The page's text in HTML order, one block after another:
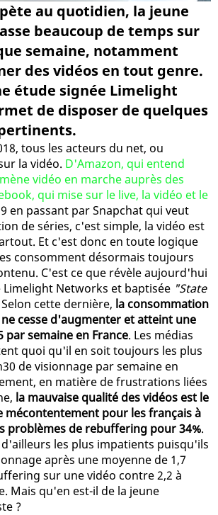
au quotidien, la jeune
beaucoup de temps sur
semaine, notamment
des vidéos en tout genre.
étude signée Limelight
de disposer de quelques
tous les acteurs du net, ou
la vidéo. D'Amazon, qui entend
vidéo en marche auprès des
qui mise sur le live, la vidéo et le
en passant par Snapchat qui veut
de séries, c'est simple, la vidéo est
Et c'est donc en toute logique
consomment désormais toujours
C'est ce que révèle aujourd'hui
Limelight Networks et baptisée "State
cette dernière, la consommation
cesse d'augmenter et atteint une
par semaine en France. Les médias
quoi qu'il en soit toujours les plus
de visionnage par semaine en
en matière de frustrations liées
la mauvaise qualité des vidéos est le
mécontentement pour les français à
problèmes de rebuffering pour 34%.
les plus impatients puisqu'ils
après une moyenne de 1,7
sur une vidéo contre 2,2 à
Mais qu'en est-il de la jeune
?